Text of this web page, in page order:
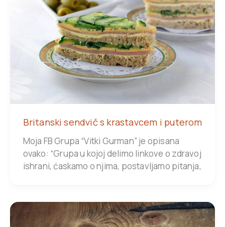
Britanski sendvič s krastavcem i puterom
Moja FB Grupa “Vitki Gurman” je opisana
ovako: “Grupa u kojoj delimo linkove o zdravoj
ishrani, ćaskamo o njima, postavljamo pitanja,